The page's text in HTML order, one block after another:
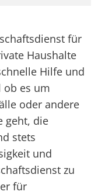
für
Haushalte
Hilfe und
ob es um
oder andere
geht, die
stets
und
zu
für